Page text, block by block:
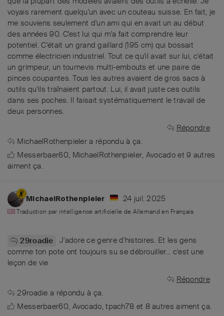
voyais rarement quelqu'un avec un couteau suisse. En fait, je
me souviens seulement d'un ami qui en avait un au début
des années 90. C'est lui qui m'a fait comprendre leur
potentiel. C'était un grand gaillard (195 cm) qui bossait
comme électricien industriel. Tout ce qu'il avait sur lui, c'était
un grimpeur, un tournevis multi-embouts et une paire de
pinces coupantes. Tous les autres avaient de gros sacs à
outils qu'ils traînaient partout. Lui, il avait juste ces outils
dans ses poches. Il faisait systématiquement le travail de
deux personnes.
Répondre
MichaelRothenpieler a répondu à ça.
Messerbaer60, MichaelRothenpieler, Avocadoet9 autres
aiment ça.
MichaelRothenpieler 24 juil. 2025
Traduction par intelligence artificielle de Allemand en Français
29roadie
J'adore ce genre d'histoires. Et les gens
comme ton pote ont toujours su se débrouiller... c'est une
leçon de vie
Répondre
29roadie a répondu à ça.
Messerbaer60, Avocado,tpach78 et 8autres aiment ça.